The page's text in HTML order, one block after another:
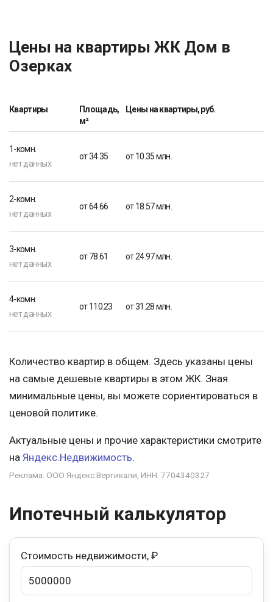
Цены на квартиры ЖК Дом в
Озерках
Квартиры
Площадь,
м²
Цены на квартиры, руб.
1-комн.
нет данных
от 34.35 от 10.35 млн.
2-комн.
нет данных
от 64.66 от 18.57 млн.
3-комн.
нет данных
от 78.61 от 24.97 млн.
4-комн.
нет данных
от 110.23 от 31.28 млн.
Количество квартир в общем. Здесь указаны цены
на самые дешевые квартиры в этом ЖК. Зная
минимальные цены, вы можете сориентироваться в
ценовой политике.
Актуальные цены и прочие характеристики смотрите
на Яндекс.Недвижимость.
Реклама. ООО Яндекс.Вертикали, ИНН: 7704340327
Ипотечный калькулятор
Стоимость недвижимости, ₽